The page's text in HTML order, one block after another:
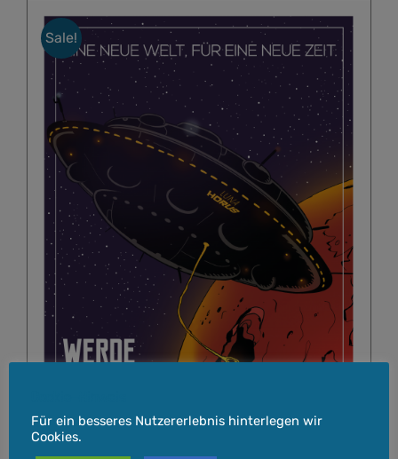
Sale!
Für ein besseres Nutzererlebnis hinterlegen wir
Cookies.